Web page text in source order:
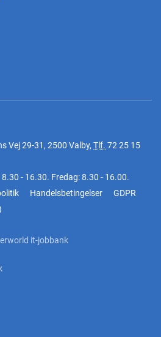
Vej 29-31, 2500 Valby, Tlf. 72 25 15
- 16.30. Fredag: 8.30 - 16.00.
Handelsbetingelser
GDPR